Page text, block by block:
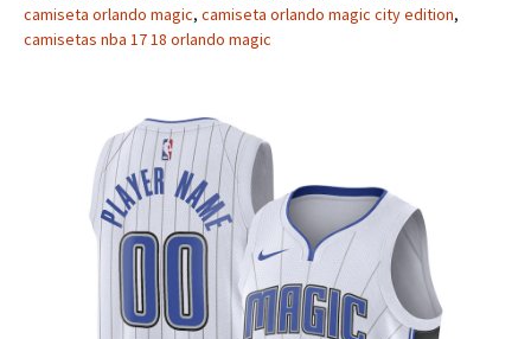
camiseta orlando magic, camiseta orlando magic city edition,
camisetas nba 17 18 orlando magic